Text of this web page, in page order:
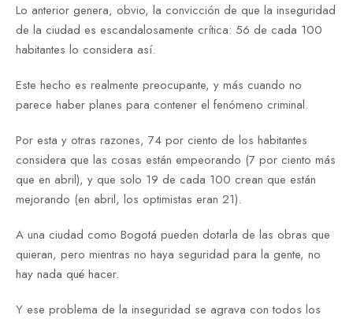
Lo anterior genera, obvio, la convicción de que la inseguridad
de la ciudad es escandalosamente crítica: 56 de cada 100
habitantes lo considera así.
Este hecho es realmente preocupante, y más cuando no
parece haber planes para contener el fenómeno criminal.
Por esta y otras razones, 74 por ciento de los habitantes
considera que las cosas están empeorando (7 por ciento más
que en abril), y que solo 19 de cada 100 crean que están
mejorando (en abril, los optimistas eran 21).
A una ciudad como Bogotá pueden dotarla de las obras que
quieran, pero mientras no haya seguridad para la gente, no
hay nada qué hacer.
Y ese problema de la inseguridad se agrava con todos los